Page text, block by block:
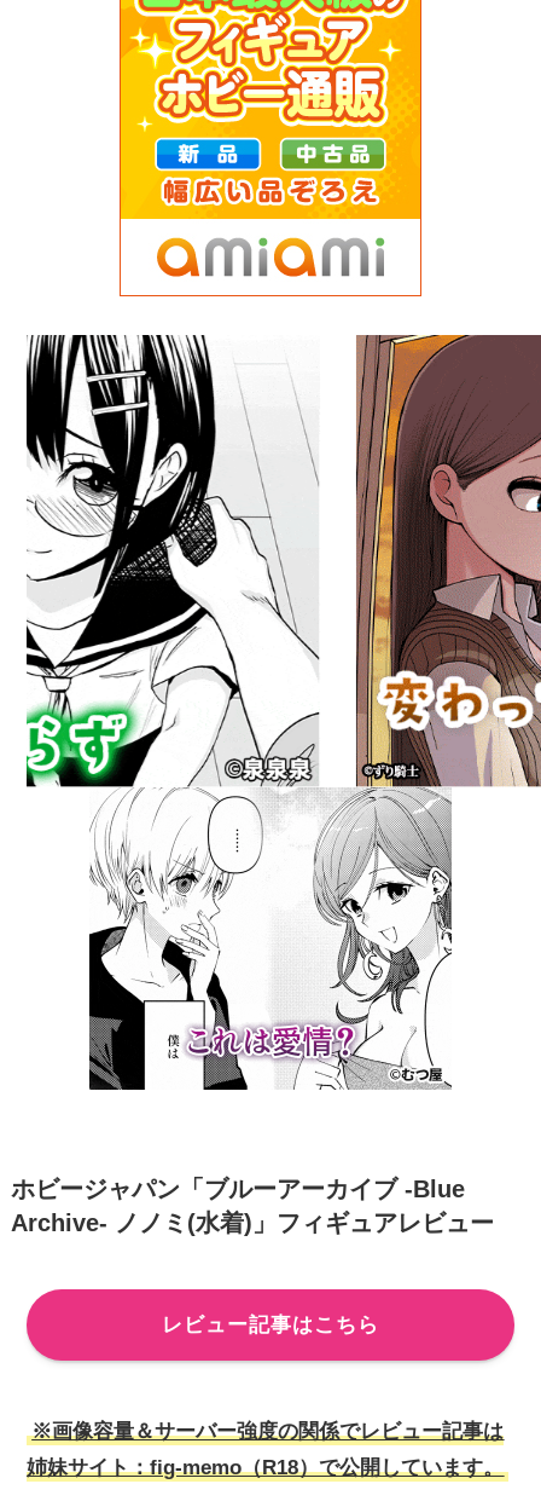
ホビージャパン「ブルーアーカイブ -Blue
Archive- ノノミ(水着)」フィギュアレビュー
レビュー記事はこちら
※画像容量＆サーバー強度の関係でレビュー記事は
姉妹サイト：fig-memo（R18）で公開しています。